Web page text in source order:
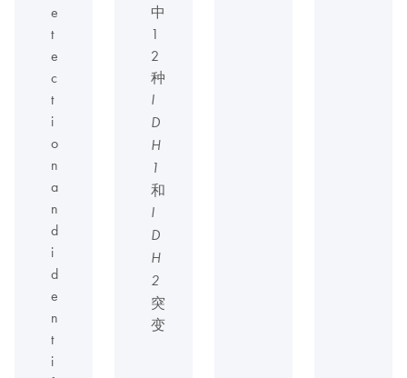
e
t
e
c
t
i
o
n
a
n
d
i
d
e
n
t
i
中
1
2
种
I
D
H
1
和
I
D
H
2
突
变